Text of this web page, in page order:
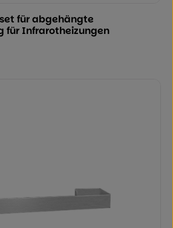
für abgehängte
für Infrarotheizungen